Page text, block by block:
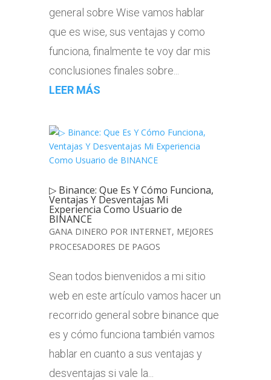
general sobre Wise vamos hablar
que es wise, sus ventajas y como
funciona, finalmente te voy dar mis
conclusiones finales sobre...
LEER MÁS
▷ Binance: Que Es Y Cómo Funciona,
Ventajas Y Desventajas Mi
Experiencia Como Usuario de
BINANCE
GANA DINERO POR INTERNET, MEJORES
PROCESADORES DE PAGOS
Sean todos bienvenidos a mi sitio
web en este artículo vamos hacer un
recorrido general sobre binance que
es y cómo funciona también vamos
hablar en cuanto a sus ventajas y
desventajas si vale la...